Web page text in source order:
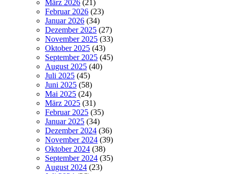
März 2026 (21)
Februar 2026 (23)
Januar 2026 (34)
Dezember 2025 (27)
November 2025 (33)
Oktober 2025 (43)
September 2025 (45)
August 2025 (40)
Juli 2025 (45)
Juni 2025 (58)
Mai 2025 (24)
März 2025 (31)
Februar 2025 (35)
Januar 2025 (34)
Dezember 2024 (36)
November 2024 (39)
Oktober 2024 (38)
September 2024 (35)
August 2024 (23)